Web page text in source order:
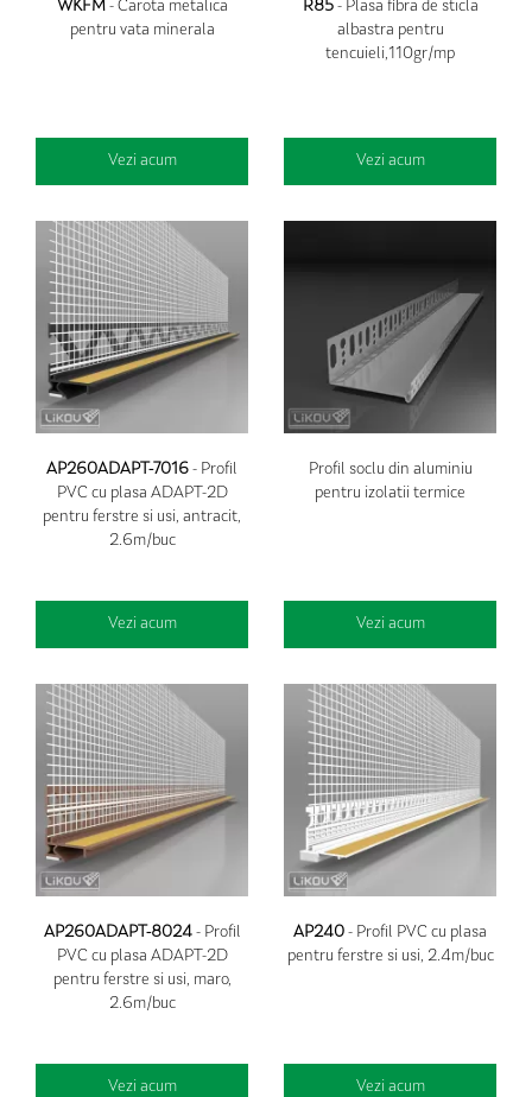
WKFM- Carota metalica
pentru vata minerala
Vezi acum
R85- Plasa fibra de sticla
albastra pentru
tencuieli,110gr/mp
Vezi acum
AP260ADAPT-7016 - Profil
PVC cu plasa ADAPT-2D
pentru ferstre si usi, antracit,
2.6m/buc
Vezi acum
Profil soclu din aluminiu
pentru izolatii termice
Vezi acum
AP260ADAPT-8024- Profil
PVC cu plasa ADAPT-2D
pentru ferstre si usi, maro,
2.6m/buc
Vezi acum
AP240 - Profil PVC cu plasa
pentru ferstre si usi, 2.4m/buc
Vezi acum